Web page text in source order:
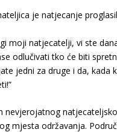
je natjecanje
moji natjecatelji, vi ste
odlučivati tko će biti
jedni za druge i da, kada
nevjerojatnog
mjesta održavanja.